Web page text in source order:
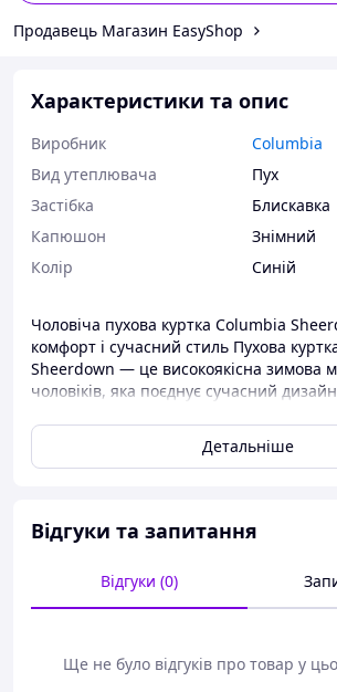
Продавець Магазин EasyShop
Характеристики та опис
Виробник
Columbia
Вид утеплювача
Пух
Застібка
Блискавка
Капюшон
Знімний
Колір
Синій
Чоловіча пухова куртка Columbia
комфорт і сучасний стиль Пухова
Sheerdown — це високоякісна зимова
чоловіків, яка поєднує сучасний
забезпечує надійний захист від холоду,
роблячи її ідеальним вибором для
міцний, водовідштовхувальний та
Матеріал підкладки: 100% поліестер —
45% поліестер — поєднання
синтетичного утеплювача для
комбінація синтетичного утеплювача
поліестеру, яка забезпечує
Детальніше
Відгуки та запитання
Відгуки (0)
Ще не було відгуків про товар у